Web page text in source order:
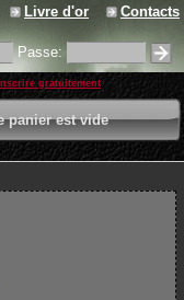
Livre d'or Contacts
Passe:
gratuitement
panier est vide
votre panier